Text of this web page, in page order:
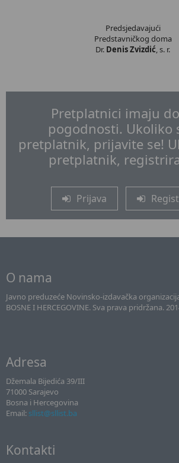
Predsjedavajući
Predstavničkog doma
Dr. Denis Zvizdić, s. r.
Pretplatnici imaju
pogodnosti. Ukoliko
pretplatnik, prijavite se!
pretplatnik,
Prijava
O nama
Javno preduzeće Novinsko-izdavačka
BOSNE I HERCEGOVINE. Sva prava pridržana.
Adresa
Džemala Bijedića 39/III
71000 Sarajevo
Bosna i Hercegovina
Email: sllist@sllist.ba
Kontakti